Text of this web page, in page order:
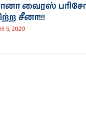
வைரஸ்
சீனா!!!
5, 2020